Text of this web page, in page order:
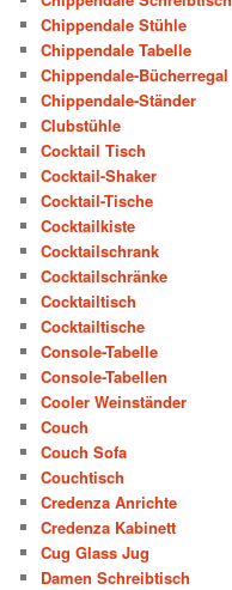
Chippendale Stühle
Chippendale Tabelle
Chippendale-Bücherregal
Chippendale-Ständer
Clubstühle
Cocktail Tisch
Cocktail-Shaker
Cocktail-Tische
Cocktailkiste
Cocktailschrank
Cocktailschränke
Cocktailtisch
Cocktailtische
Console-Tabelle
Console-Tabellen
Cooler Weinständer
Couch
Couch Sofa
Couchtisch
Credenza Anrichte
Credenza Kabinett
Cug Glass Jug
Damen Schreibtisch